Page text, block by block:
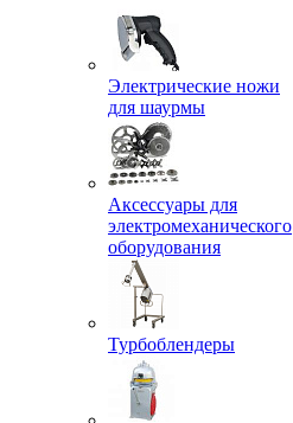
Электрические ножи
для шаурмы
Аксессуары для
электромеханического
оборудования
Турбоблендеры